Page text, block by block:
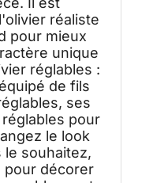
réaliste
pour mieux
unique
réglables :
de fils
ses
pour
le look
le souhaitez,
pour décorer